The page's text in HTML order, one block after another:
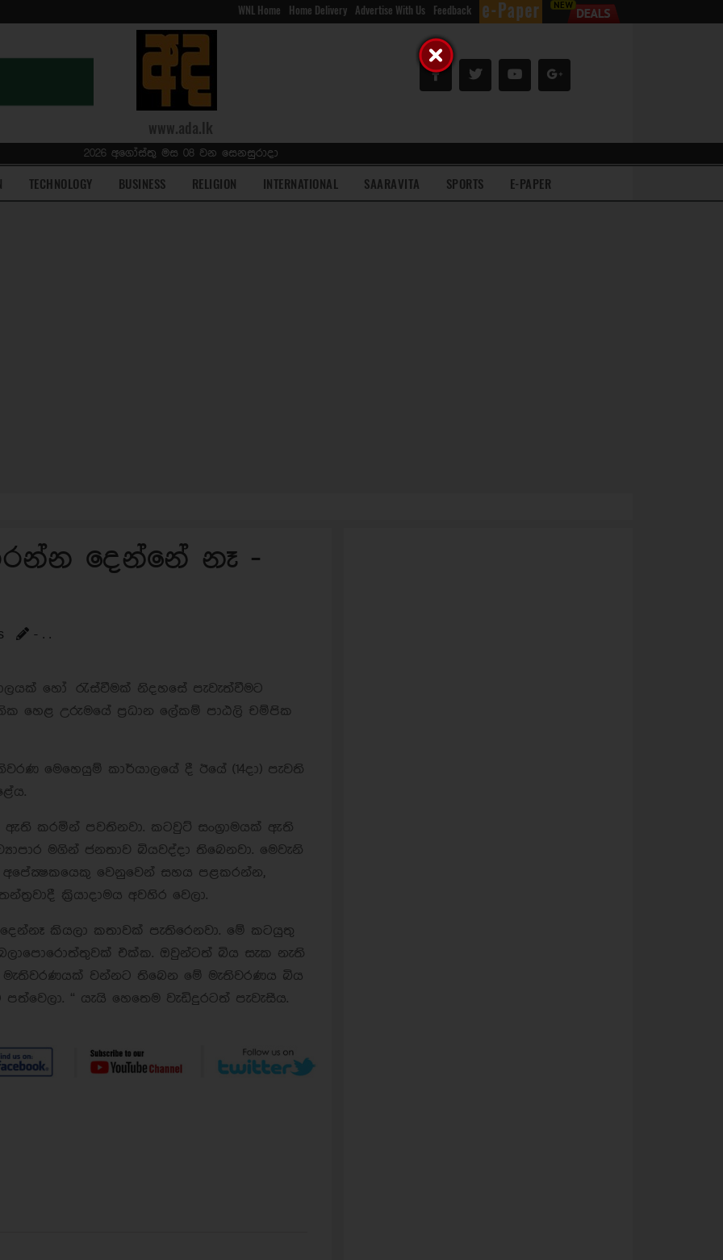
WNL Home Home Delivery Advertise With Us Feedback
www.ada.lk
2026 අගෝස්තු මස 08 වන සෙනසුරාදා
TECHNOLOGY BUSINESS RELIGION INTERNATIONAL SAARAVITA SPORTS E-PAPER
දෙන්නේ නෑ -
- . .
හෝ රැස්වීමක් නිදහසේ පැවැත්වීමට
හෙළ උරුමයේ ප‍්‍රධාන ලේකම් පාඨලි චම්පික
මෙහෙයුම් කාර්යාලයේ දී ඊයේ (14දා) පැවති
ඇති කරමින් පවතිනවා. කටවුට් සංග‍්‍රාමයක් ඇති
මගින් ජනතාව බියවද්දා තිබෙනවා. මෙවැනි
වෙනුවෙන් සහය පළකරන්න,
ක‍්‍රියාදාමය අවහිර වෙලා.
කියලා කතාවක් පැතිරෙනවා. මේ කටයුතු
එක්ක. ඔවුන්ටත් බිය සැක නැති
මැතිවරණයක් වන්නට තිබෙන මේ මැතිවරණය බිය
“ යැයි හෙතෙම වැඩිදුරටත් පැවැසීය.